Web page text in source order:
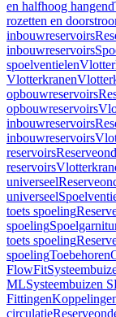
en halfhoog hangend
rozetten en
inbouwreservoirs
inbouwreservoirs
spoelventielen
Vlotterkranen
opbouwreservoirs
opbouwreservoirs
inbouwreservoirs
inbouwreservoirs
reservoirs
reservoirs
universeel
universeel
toets spoeling
spoeling
toets spoeling
spoelingToebehoren
FlowFit
MLSysteembuizen
Fittingen
circulatie